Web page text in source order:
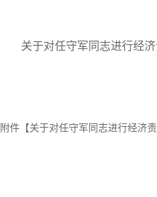
关于对任守军同志进行经
附件【关于对任守军同志进行经济